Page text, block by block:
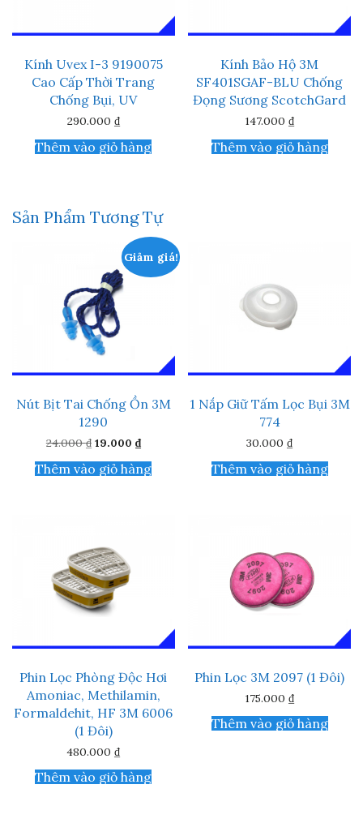
Kính Uvex I-3 9190075
Cao Cấp Thời Trang
Chống Bụi, UV
290.000 ₫
Thêm vào giỏ hàng
Kính Bảo Hộ 3M
SF401SGAF-BLU Chống
Đọng Sương ScotchGard
147.000 ₫
Thêm vào giỏ hàng
Sản Phẩm Tương Tự
Giảm giá!
Nút Bịt Tai Chống Ồn 3M
1290
24.000₫ Giá
là:
24.000 ₫.
19.000 ₫Giá
tại
là:
Thêm vào giỏ hàng
1 Nắp Giữ Tấm Lọc Bụi 3M
774
30.000₫
Thêm vào giỏ hàng
Phin Lọc Phòng Độc Hơi
Amoniac, Methilamin,
Formaldehit, HF 3M 6006
(1 Đôi)
480.000₫
Thêm vào giỏ hàng
Phin Lọc 3M 2097 (1 Đôi)
175.000 ₫
Thêm vào giỏ hàng